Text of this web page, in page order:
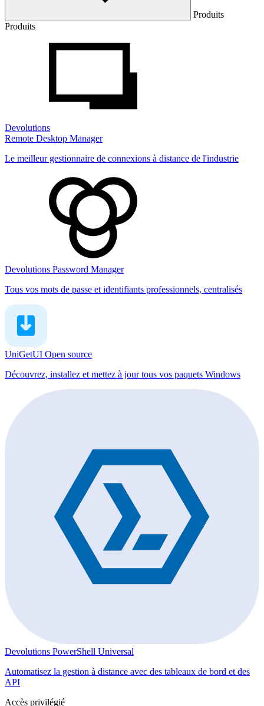
Produits
Produits
Devolutions
Remote Desktop Manager
Le meilleur gestionnaire de connexions à distance de l'industrie
Devolutions Password Manager
Tous vos mots de passe et identifiants professionnels, centralisés
UniGetUI Open source
Découvrez, installez et mettez à jour tous vos paquets Windows
Devolutions PowerShell Universal
Automatisez la gestion à distance avec des tableaux de bord et des
API
Accès privilégié